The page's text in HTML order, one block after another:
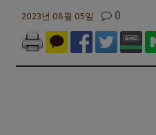
2023년 08월 05일 0